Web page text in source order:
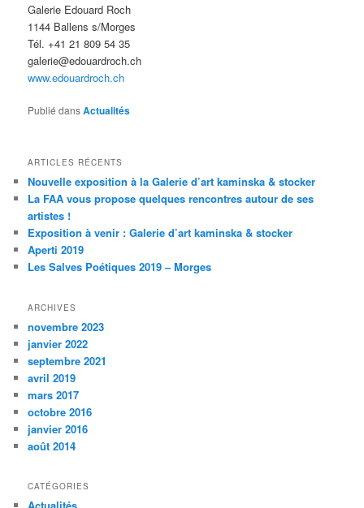
Galerie Edouard Roch
1144 Ballens s/Morges
Tél. +41 21 809 54 35
galerie@edouardroch.ch
www.edouardroch.ch
Publié dansActualités
ARTICLES RÉCENTS
Nouvelle exposition à la Galerie d’art kaminska & stocker
La FAA vous propose quelques rencontres autour de ses
artistes !
Exposition à venir : Galerie d’art kaminska & stocker
Aperti 2019
Les Salves Poétiques 2019 – Morges
ARCHIVES
novembre 2023
janvier 2022
septembre 2021
avril 2019
mars 2017
octobre 2016
janvier 2016
août 2014
CATÉGORIES